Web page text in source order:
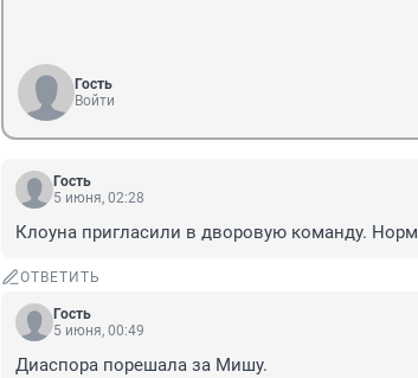
Гость
Войти
Гость
5 июня, 02:28
Клоуна пригласили в дворовую команду. Норм
ОТВЕТИТЬ
Гость
5 июня, 00:49
Диаспора порешала за Мишу.